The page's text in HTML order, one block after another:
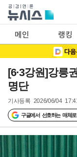
메인 랭킹
[6·3강원]강릉
명단
기사등록 2026/06/04
구글에서 선호하는 매체